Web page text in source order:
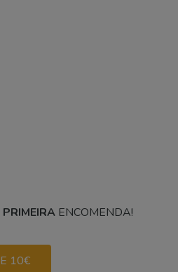
PRIMEIRAENCOMENDA!
10€